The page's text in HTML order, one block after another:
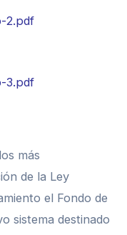
2.pdf
3.pdf
más
de la Ley
el Fondo de
sistema destinado